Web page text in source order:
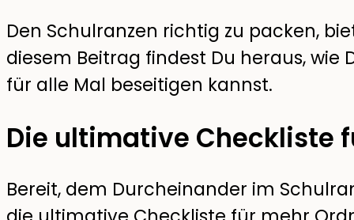
Den Schulranzen richtig zu packen,
diesem Beitrag findest Du heraus, wie
für alle Mal beseitigen kannst.
Die ultimative Checkliste
Bereit, dem Durcheinander im